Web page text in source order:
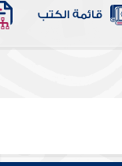
قائمة الكتب